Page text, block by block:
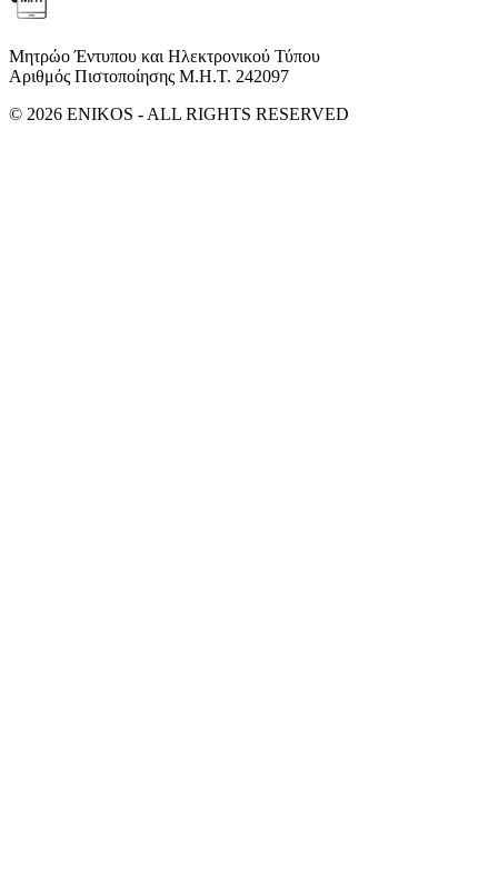
Μητρώο Έντυπου και Ηλεκτρονικού Τύπου
Αριθμός Πιστοποίησης Μ.Η.Τ. 242097
© 2026 ENIKOS - ALL RIGHTS RESERVED